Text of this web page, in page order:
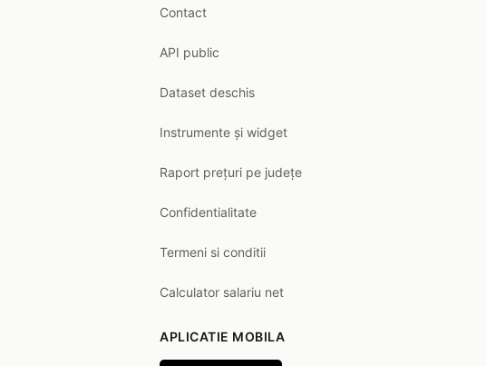
Contact
API public
Dataset deschis
Instrumente și widget
Raport prețuri pe județe
Confidentialitate
Termeni si conditii
Calculator salariu net
APLICATIE MOBILA